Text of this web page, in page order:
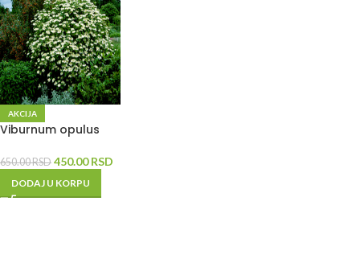
AKCIJA
Viburnum opulus
650.00RSD 450.00RSD
DODAJ U KORPU